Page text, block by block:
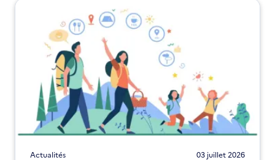
Actualités 03 juillet 2026